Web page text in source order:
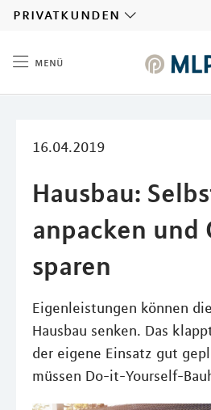
privatkunden
menü
16.04.2019
Hausbau:
anpacken und
sparen
Eigenleistungen können
Hausbau senken. Das
der eigene Einsatz gut
müssen Do-it-Yourself-